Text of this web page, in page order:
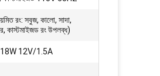
রং: সবুজ, কালো, সাদা,
কাস্টমাইজড রং উপলব্ধ)
12V/1.5A